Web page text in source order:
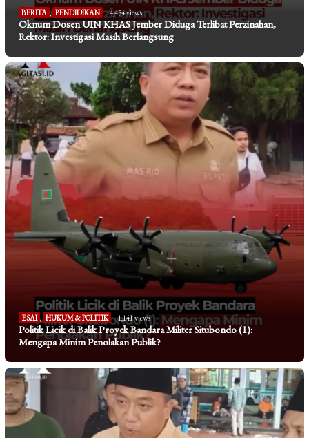
BERITA , PENDIDIKAN 4,454 views
Oknum Dosen UIN KHAS Jember Diduga Terlibat Perzinahan,
Rektor: Investigasi Masih Berlangsung
ESAI , HUKUM & POLITIK 1,141 views
Politik Licik di Balik Proyek Bandara Militer Situbondo (1):
Mengapa Minim Penolakan Publik?